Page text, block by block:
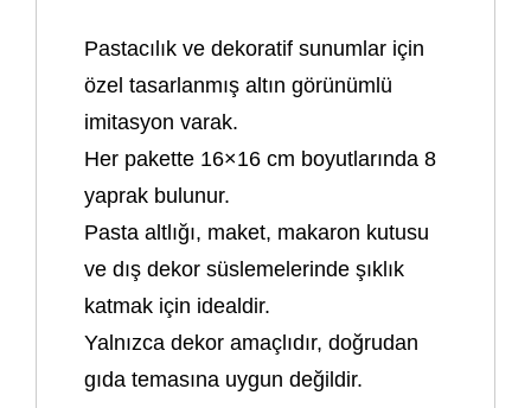
Pastacılık ve dekoratif sunumlar için
özel tasarlanmış altın görünümlü
imitasyon varak.
Her pakette 16×16 cm boyutlarında 8
yaprak bulunur.
Pasta altlığı, maket, makaron kutusu
ve dış dekor süslemelerinde şıklık
katmak için idealdir.
Yalnızca dekor amaçlıdır, doğrudan
gıda temasına uygun değildir.